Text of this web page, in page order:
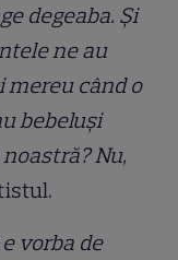
degeaba. Și
ne au
mereu când o
bebeluși
Nu,
vorba de